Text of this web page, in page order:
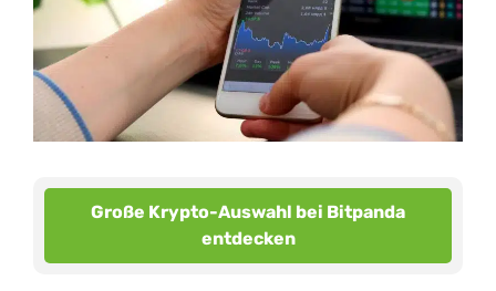
Große Krypto-Auswahl bei Bitpanda
entdecken